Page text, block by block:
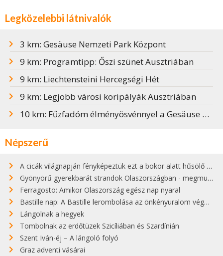
Legközelebbi látnivalók
3 km: Gesäuse Nemzeti Park Központ
9 km: Programtipp: Őszi szünet Ausztriában
9 km: Liechtensteini Hercegségi Hét
9 km: Legjobb városi koripályák Ausztriában
10 km: Fűzfadóm élményösvénnyel a Gesäuse Nemzeti Parkban
Népszerű
A cicák világnapján fényképeztük ezt a bokor alatt hűsölő cicát Kisorosziban
Gyönyörű gyerekbarát strandok Olaszországban - megmutatjuk a 15 legjobbat
Ferragosto: Amikor Olaszország egész nap nyaral
Bastille nap: A Bastille lerombolása az önkényuralom végét jelentette
Lángolnak a hegyek
Tombolnak az erdőtüzek Szicíliában és Szardínián
Szent Iván-éj – A lángoló folyó
Graz adventi vásárai